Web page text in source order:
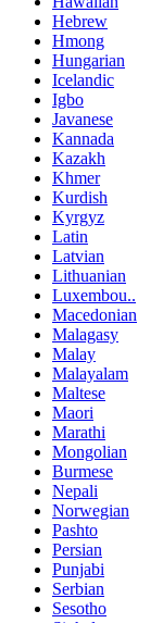
Hebrew
Hmong
Hungarian
Icelandic
Igbo
Javanese
Kannada
Kazakh
Khmer
Kurdish
Kyrgyz
Latin
Latvian
Lithuanian
Luxembou..
Macedonian
Malagasy
Malay
Malayalam
Maltese
Maori
Marathi
Mongolian
Burmese
Nepali
Norwegian
Pashto
Persian
Punjabi
Serbian
Sesotho